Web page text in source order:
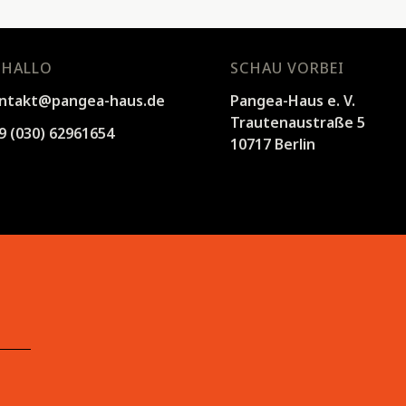
haus.de
(030) 62961654
SCHAU VORBEI
Pangea-Haus e. V.
Trautenaustraße 5
10717 Berlin